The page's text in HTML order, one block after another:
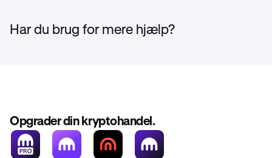
Har du brug for mere hjælp?
Opgrader din kryptohandel.